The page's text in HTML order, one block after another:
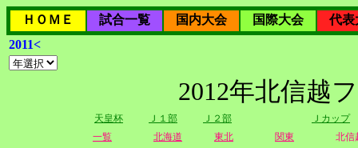
ＨＯＭＥ 試合一覧 国内大会 国際大会
代表
2011<
2012年北信越
天皇杯 Ｊ１部 Ｊ２部
Ｊカップ
一覧
北海道 東北 関東 北信